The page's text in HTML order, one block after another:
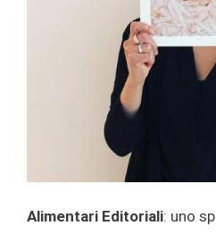
Alimentari Editoriali: uno